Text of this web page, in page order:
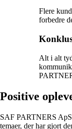
Flere
forbedre
Alt i alt
Positive
SAF PARTNERS
temaer, der har gjort